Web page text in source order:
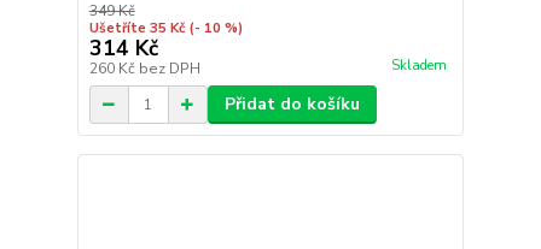
349 Kč
Ušetříte 35 Kč (- 10 %)
314 Kč
260 Kč bez DPH Skladem
Přidat do košíku